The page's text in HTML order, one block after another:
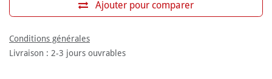
Ajouter pour comparer
Conditions générales
Livraison : 2-3 jours ouvrables